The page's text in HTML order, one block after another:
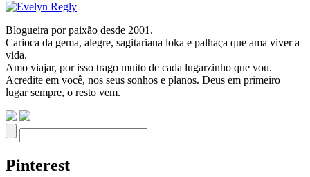
Blogueira por paixão desde 2001.
Carioca da gema, alegre, sagitariana loka e palhaça que ama viver a
vida.
Amo viajar, por isso trago muito de cada lugarzinho que vou.
Acredite em você, nos seus sonhos e planos. Deus em primeiro
lugar sempre, o resto vem.
Pinterest